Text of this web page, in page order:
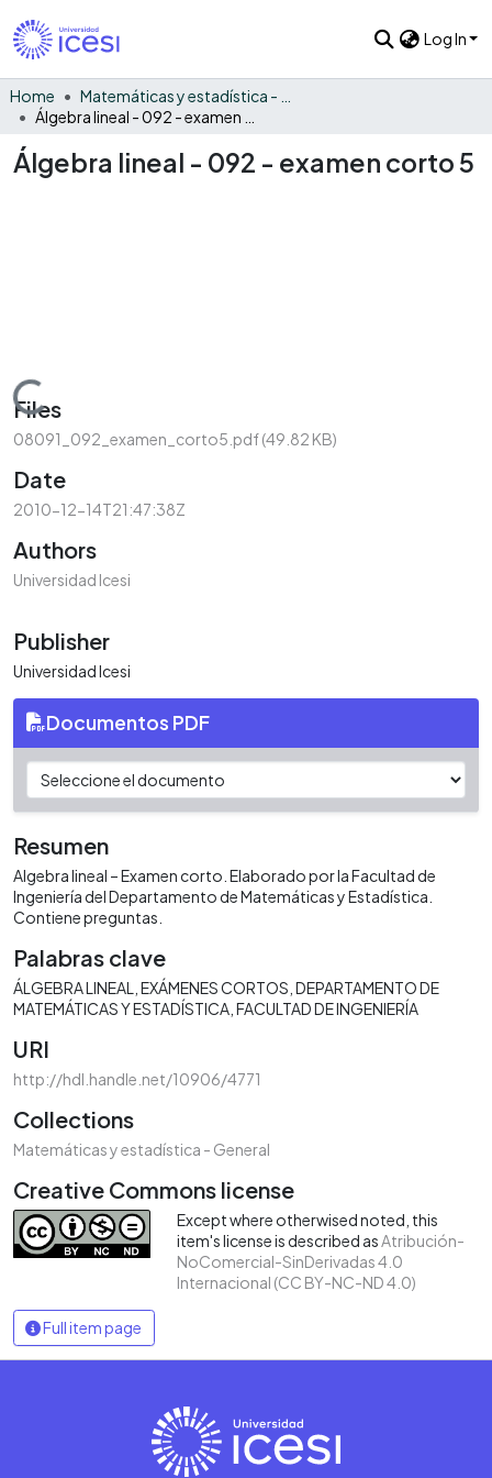
Log In
Home
Álgebra lineal - 092 - examen corto 5
Loading...
Files
08091_092_examen_corto5.pdf(49.82 KB)
Date
2010-12-14T21:47:38Z
Authors
Universidad Icesi
Publisher
Universidad Icesi
Documentos PDF
Resumen
Algebra lineal – Examen corto. Elaborado por la Facultad de
Ingeniería del Departamento de Matemáticas y Estadística.
Contiene preguntas.
Palabras clave
ÁLGEBRA LINEAL EXÁMENES CORTOS DEPARTAMENTO DE
MATEMÁTICAS Y ESTADÍSTICA FACULTAD DE INGENIERÍA
URI
http://hdl.handle.net/10906/4771
Collections
Matemáticas y estadística - General
Creative Commons license
Except where otherwised noted, this
item's license is described asAtribución-
NoComercial-SinDerivadas 4.0
Internacional (CC BY-NC-ND 4.0)
Full item page